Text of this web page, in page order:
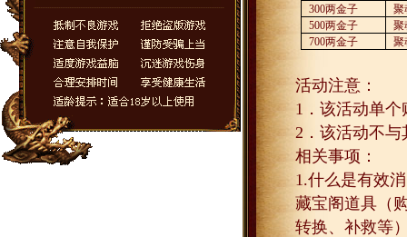
300两金子
聚
500两金子
聚
700两金子 聚
活动注意：
1 ．该活动单
2 ．该活动不
相关事项：
1.什么是有效
藏宝阁道具（
转换、补救等